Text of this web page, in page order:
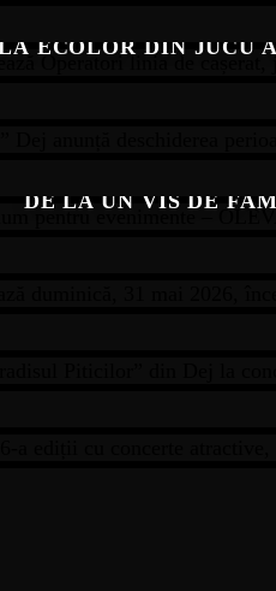
ECOLOR DIN JUCU
DE LA UN VIS DE